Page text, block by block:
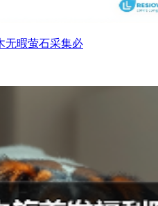
无暇萤石采集必